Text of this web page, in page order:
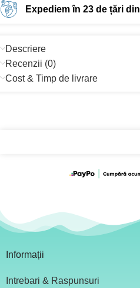
Expediem în 23 de țări
Descriere
Recenzii (0)
Cost & Timp de livrare
Informații
Intrebari & Raspunsuri